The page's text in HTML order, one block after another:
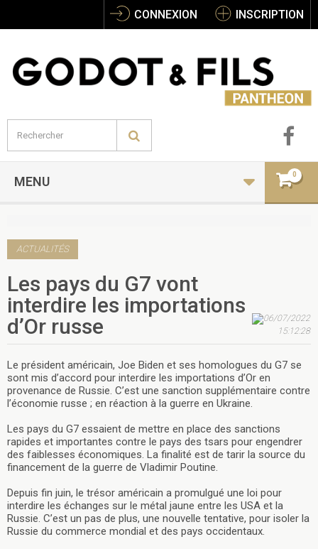
CONNEXION INSCRIPTION
MENU 0
ACTUALITÉS
Les pays du G7 vont
interdire les importations
d’Or russe
06/07/2022
15:12:28
Le président américain, Joe Biden et ses homologues du G7 se
sont mis d’accord pour interdire les importations d’Or en
provenance de Russie. C’est une sanction supplémentaire contre
l’économie russe ; en réaction à la guerre en Ukraine.
Les pays du G7 essaient de mettre en place des sanctions
rapides et importantes contre le pays des tsars pour engendrer
des faiblesses économiques. La finalité est de tarir la source du
financement de la guerre de Vladimir Poutine.
Depuis fin juin, le trésor américain a promulgué une loi pour
interdire les échanges sur le métal jaune entre les USA et la
Russie. C’est un pas de plus, une nouvelle tentative, pour isoler la
Russie du commerce mondial et des pays occidentaux.